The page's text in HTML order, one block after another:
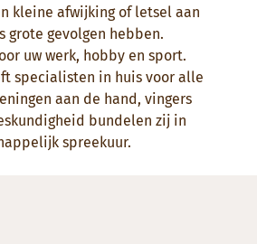
kleine afwijking of letsel aan
grote gevolgen hebben.
uw werk, hobby en sport.
specialisten in huis voor alle
aan de hand, vingers
bundelen zij in
spreekuur.